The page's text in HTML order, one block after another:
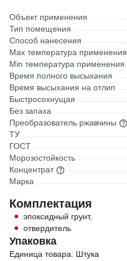
Объект применения
Тип помещения
Способ нанесения
Max температура применения
Min температура применения
Время полного высыхания
Время высыхания на отлип
Быстросохнущая
Без запаха
Преобразователь ржавчины
ТУ
ГОСТ
Морозостойкость
Концентрат
Марка
Комплектация
эпоксидный грунт,
отвердитель
Упаковка
Единица товара: Штука